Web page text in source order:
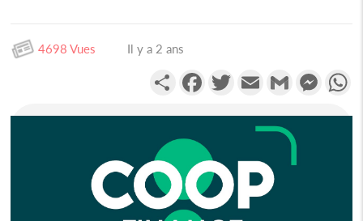
4698 Vues Il y a 2 ans
PartagerFacebookTwitterEmail Gmail